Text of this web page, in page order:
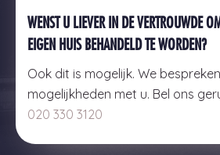
WENST U LIEVER IN DE VERTROUWDE
EIGEN HUIS BEHANDELD TE WORDEN?
Ook dit is mogelijk. We
mogelijkheden met u. Bel ons
020 330 3120